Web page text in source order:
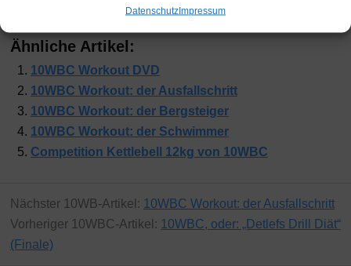
DatenschutzImpressum
Ähnliche Artikel:
10WBC Workout DVD
10WBC Workout: der Ausfallschritt
10WBC Workout: der Bergsteiger
10WBC Workout: der Schwimmer
Competition Kettlebell 12kg von 10WBC
Nächster 10WB-Artikel: 10WBC Workout: der Ausfallschritt
Vorheriger 10WBC-Artikel: 10WBC, oder: „Detlefs Drill Diät“
(Finale)